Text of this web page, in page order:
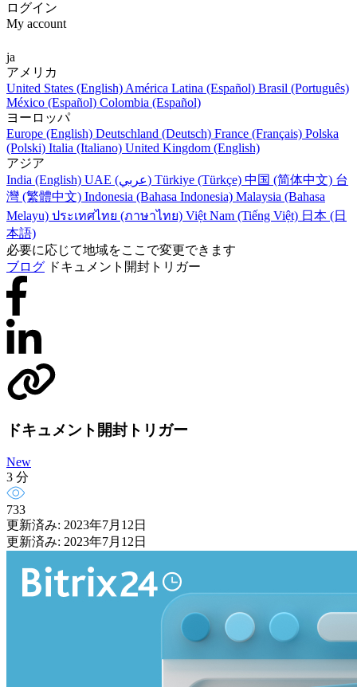
ログイン
My account
ja
アメリカ
United States (English) América Latina (Español) Brasil (Português)
México (Español) Colombia (Español)
ヨーロッパ
Europe (English) Deutschland (Deutsch) France (Français) Polska
(Polski) Italia (Italiano) United Kingdom (English)
アジア
India (English)
UAE (عربي) Türkiye (Türkçe) 中国 (简体中文) 台
灣 (繁體中文) Indonesia (Bahasa Indonesia) Malaysia (Bahasa
Melayu) ประเทศไทย (ภาษาไทย) Việt Nam (Tiếng Việt) 日本 (日
本語)
必要に応じて地域をここで変更できます
ブログ ドキュメント開封トリガー
ドキュメント開封トリガー
New
3 分
733
更新済み: 2023年7月12日
更新済み: 2023年7月12日